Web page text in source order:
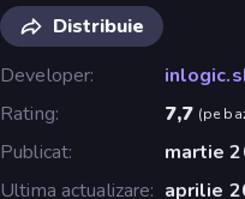
Distribuie
Developer
Rating
7,7 (pe
Publicat
martie
Ultima actualizare
aprilie